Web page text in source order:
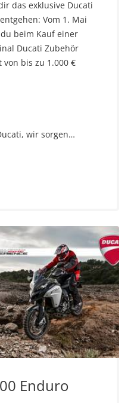
das exklusive Ducati
Vom 1. Mai
beim Kauf einer
Ducati Zubehör
bis zu 1.000 €
wir sorgen…
Enduro